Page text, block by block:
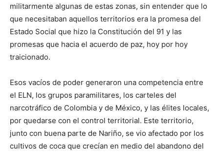
militarmente algunas de estas zonas, sin entender que lo
que necesitaban aquellos territorios era la promesa del
Estado Social que hizo la Constitución del 91 y las
promesas que hacia el acuerdo de paz, hoy por hoy
traicionado.
Esos vacíos de poder generaron una competencia entre
el ELN, los grupos paramilitares, los carteles del
narcotráfico de Colombia y de México, y las élites locales,
por quedarse con el control territorial. Este territorio,
junto con buena parte de Nariño, se vio afectado por los
cultivos de coca que crecían en medio del abandono del